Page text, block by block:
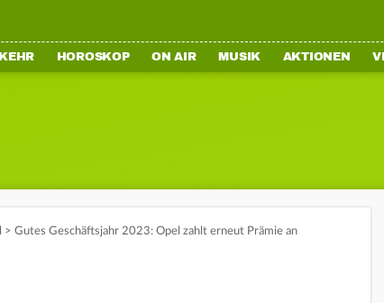
HOROSKOP ON AIR MUSIK AKTIONEN
> Gutes Geschäftsjahr 2023: Opel zahlt erneut Prämie an